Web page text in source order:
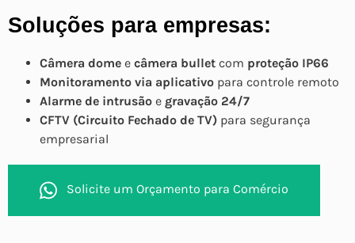
Soluções para empresas:
Câmera dome e câmera bullet com proteção IP66
Monitoramento via aplicativo para controle remoto
Alarme de intrusão e gravação 24/7
CFTV (Circuito Fechado de TV) para segurança
empresarial
Solicite um Orçamento para Comércio